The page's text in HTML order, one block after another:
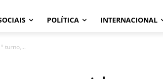
POLÍTICA INTERNACIONAL
turno,...